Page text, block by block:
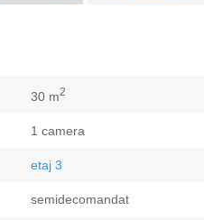
30 m2
1 camera
etaj 3
semidecomandat